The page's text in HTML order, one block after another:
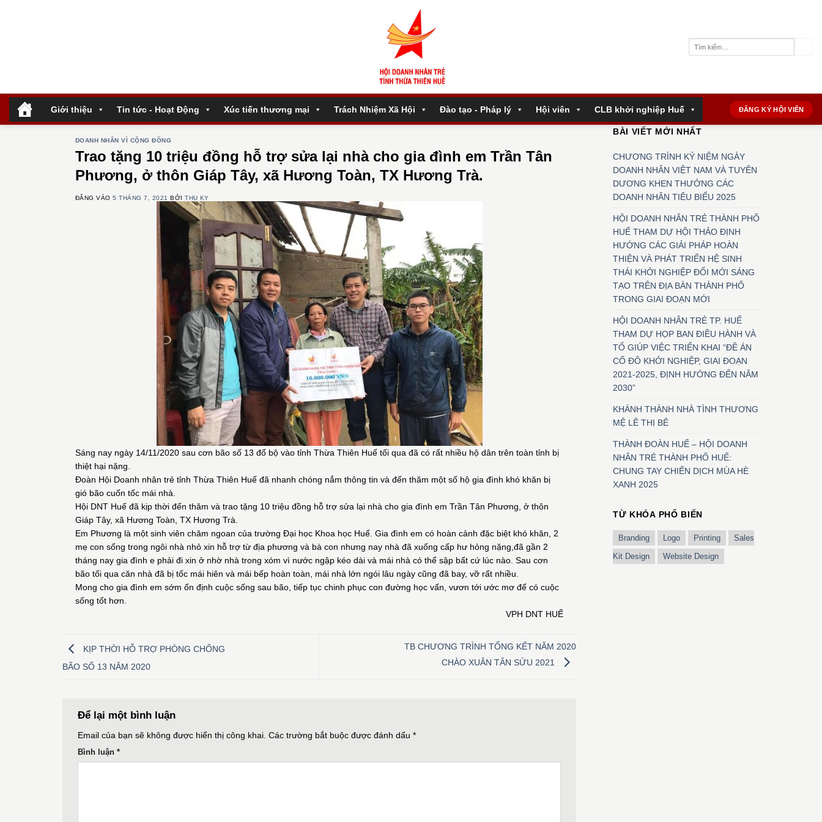
Giới thiệu Tin tức - Hoạt Động Xúc tiến thương mại Trách Nhiệm Xã Hội Đào tạo - Pháp lý Hội viên CLB khởi nghiệp Huế ĐĂNG KÝ HỘI VIÊN
DOANH NHÂN VÌ CỘNG ĐỒNG
Trao tặng 10 triệu đồng hỗ trợ sửa lại nhà cho gia đình em Trần Tân
Phương, ở thôn Giáp Tây, xã Hương Toàn, TX Hương Trà.
ĐĂNG VÀO5 THÁNG 7, 2021 BỞITHU KY
Sáng nay ngày 14/11/2020 sau cơn bão số 13 đổ bộ vào tỉnh Thừa Thiên Huế tối qua đã có rất nhiều hộ dân trên toàn tỉnh bị
thiệt hại nặng.
Đoàn Hội Doanh nhân trẻ tỉnh Thừa Thiên Huế đã nhanh chóng nắm thông tin và đến thăm một số hộ gia đình khó khăn bị
gió bão cuốn tốc mái nhà.
Hội DNT Huế đã kịp thời đến thăm và trao tặng 10 triệu đồng hỗ trợ sửa lại nhà cho gia đình em Trần Tân Phương, ở thôn
Giáp Tây, xã Hương Toàn, TX Hương Trà.
Em Phương là một sinh viên chăm ngoan của trường Đại học Khoa học Huế. Gia đình em có hoàn cảnh đặc biệt khó khăn, 2
mẹ con sống trong ngôi nhà nhỏ xin hỗ trợ từ địa phương và bà con nhưng nay nhà đã xuống cấp hư hỏng nặng,đã gần 2
tháng nay gia đình e phải đi xin ở nhờ nhà trong xóm vì nước ngập kéo dài và mái nhà có thể sập bất cứ lúc nào. Sau cơn
bão tối qua căn nhà đã bị tốc mái hiên và mái bếp hoàn toàn, mái nhà lớn ngói lâu ngày cũng đã bay, vỡ rất nhiều.
Mong cho gia đình em sớm ổn định cuộc sống sau bão, tiếp tục chinh phục con đường học vấn, vươn tới ước mơ để có cuộc
sống tốt hơn.
VPH DNT HUẾ
KỊP THỜI HỖ TRỢ PHÒNG CHỐNG
BÃO SỐ 13 NĂM 2020
TB CHƯƠNG TRÌNH TỔNG KẾT NĂM 2020
CHÀO XUÂN TÂN SỬU 2021
Để lại một bình luận
Email của bạn sẽ không được hiển thị công khai. Các trường bắt buộc được đánh dấu *
Bình luận *
BÀI VIẾT MỚI NHẤT
CHƯƠNG TRÌNH KỶ NIỆM NGÀY
DOANH NHÂN VIỆT NAM VÀ TUYÊN
DƯƠNG KHEN THƯỞNG CÁC
DOANH NHÂN TIÊU BIỂU 2025
HỘI DOANH NHÂN TRẺ THÀNH PHỐ
HUẾ THAM DỰ HỘI THẢO ĐỊNH
HƯỚNG CÁC GIẢI PHÁP HOÀN
THIỆN VÀ PHÁT TRIỂN HỆ SINH
THÁI KHỞI NGHIỆP ĐỔI MỚI SÁNG
TẠO TRÊN ĐỊA BÀN THÀNH PHỐ
TRONG GIAI ĐOẠN MỚI
HỘI DOANH NHÂN TRẺ TP. HUẾ
THAM DỰ HỌP BAN ĐIỀU HÀNH VÀ
TỔ GIÚP VIỆC TRIỂN KHAI “ĐỀ ÁN
CỐ ĐÔ KHỞI NGHIỆP, GIAI ĐOẠN
2021-2025, ĐỊNH HƯỚNG ĐẾN NĂM
2030”
KHÁNH THÀNH NHÀ TÌNH THƯƠNG
MỆ LÊ THỊ BÊ
THÀNH ĐOÀN HUẾ – HỘI DOANH
NHÂN TRẺ THÀNH PHỐ HUẾ:
CHUNG TAY CHIẾN DỊCH MÙA HÈ
XANH 2025
TỪ KHÓA PHỔ BIẾN
Branding Logo Printing
Sales
Kit Design
Website Design